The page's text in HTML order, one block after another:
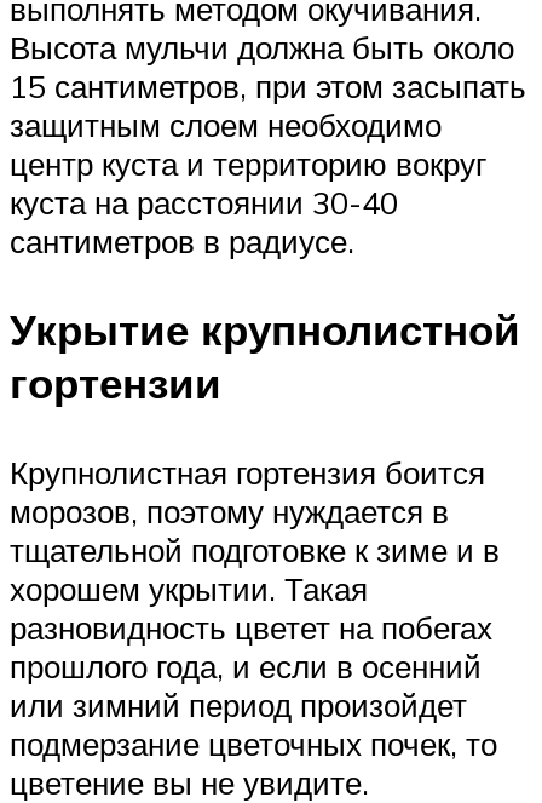
выполнять методом окучивания.
Высота мульчи должна быть около
15 сантиметров, при этом засыпать
защитным слоем необходимо
центр куста и территорию вокруг
куста на расстоянии 30-40
сантиметров в радиусе.
Укрытие крупнолистной
гортензии
Крупнолистная гортензия боится
морозов, поэтому нуждается в
тщательной подготовке к зиме и в
хорошем укрытии. Такая
разновидность цветет на побегах
прошлого года, и если в осенний
или зимний период произойдет
подмерзание цветочных почек, то
цветение вы не увидите.